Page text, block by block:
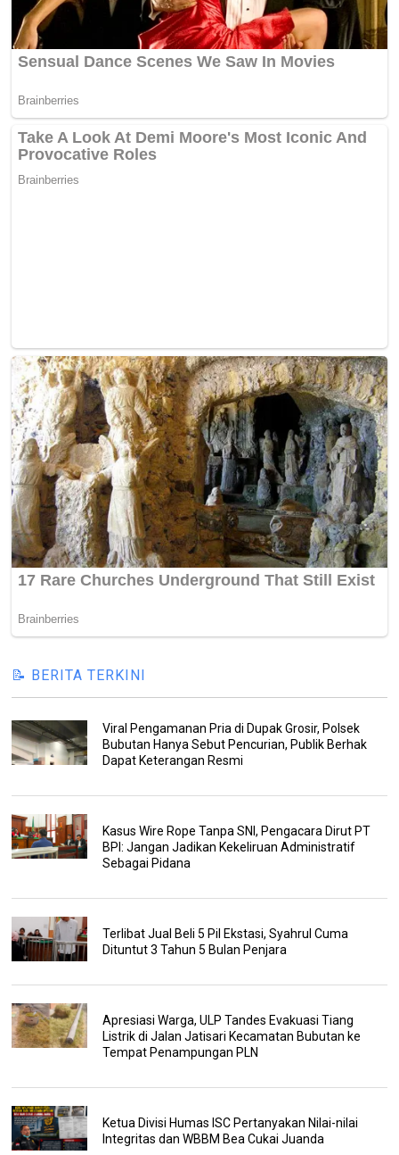
📝 BERITA TERKINI
Viral Pengamanan Pria di Dupak Grosir, Polsek
Bubutan Hanya Sebut Pencurian, Publik Berhak
Dapat Keterangan Resmi
Kasus Wire Rope Tanpa SNI, Pengacara Dirut PT
BPI: Jangan Jadikan Kekeliruan Administratif
Sebagai Pidana
Terlibat Jual Beli 5 Pil Ekstasi, Syahrul Cuma
Dituntut 3 Tahun 5 Bulan Penjara
Apresiasi Warga, ULP Tandes Evakuasi Tiang
Listrik di Jalan Jatisari Kecamatan Bubutan ke
Tempat Penampungan PLN
Ketua Divisi Humas ISC Pertanyakan Nilai-nilai
Integritas dan WBBM Bea Cukai Juanda